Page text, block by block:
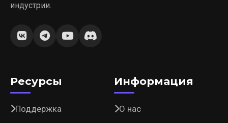
индустрии.
Ресурсы
Поддержка
Информация
О нас